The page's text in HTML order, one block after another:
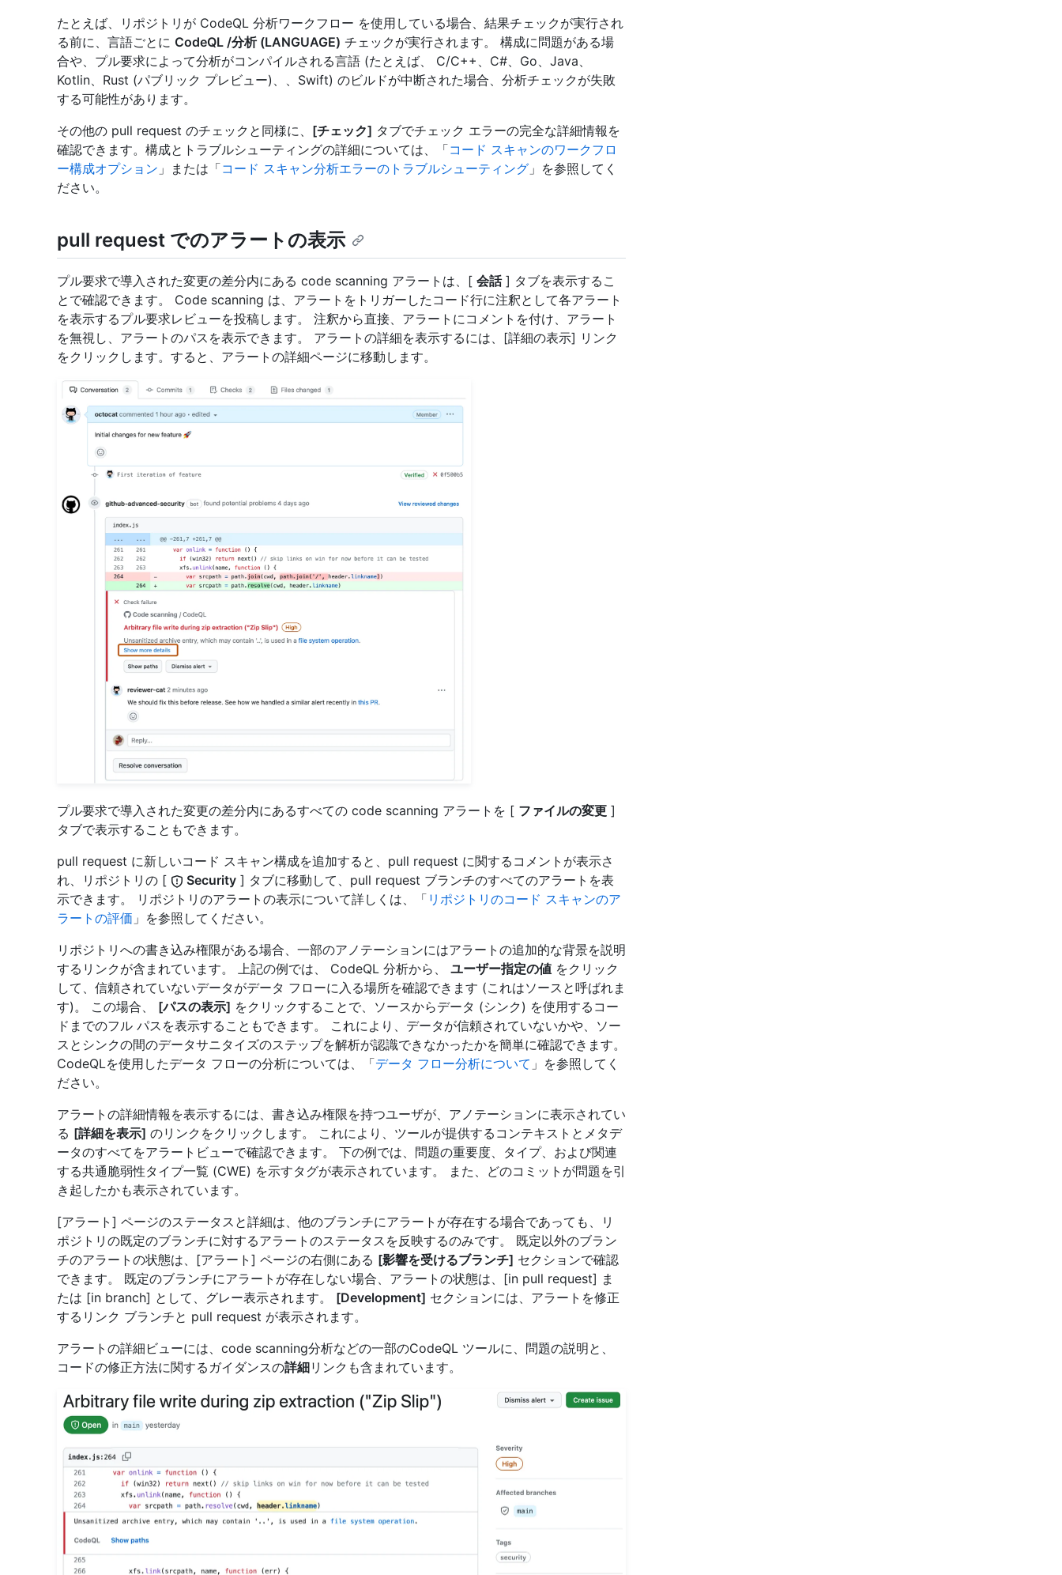
たとえば、リポジトリが CodeQL 分析ワークフロー を使用している場合、結果チェックが実行され
る前に、言語ごとに CodeQL /分析 (LANGUAGE) チェックが実行されます。 構成に問題がある場
合や、プル要求によって分析がコンパイルされる言語 (たとえば、 C/C++、C#、Go、Java、
Kotlin、Rust (パブリック プレビュー)、、Swift) のビルドが中断された場合、分析チェックが失敗
する可能性があります。
その他の pull request のチェックと同様に、 [チェック] タブでチェック エラーの完全な詳細情報を
確認できます。構成とトラブルシューティングの詳細については、「コード スキャンのワークフロ
ー構成オプション 」または「コード スキャン分析エラーのトラブルシューティング 」を参照してく
ださい。
pull request でのアラートの表示
プル要求で導入された変更の差分内にある code scanning アラートは、[ 会話] タブを表示するこ
とで確認できます。 Code scanning は、アラートをトリガーしたコード行に注釈として各アラート
を表示するプル要求レビューを投稿します。 注釈から直接、アラートにコメントを付け、アラート
を無視し、アラートのパスを表示できます。 アラートの詳細を表示するには、[詳細の表示] リンク
をクリックします。すると、アラートの詳細ページに移動します。
プル要求で導入された変更の差分内にあるすべての code scanning アラートを [ ファイルの変更 ]
タブで表示することもできます。
pull request に新しいコード スキャン構成を追加すると、pull request に関するコメントが表示さ
れ、リポジトリの [
Security ] タブに移動して、pull request ブランチのすべてのアラートを表
示できます。 リポジトリのアラートの表示について詳しくは、「 リポジトリのコード スキャンのア
ラートの評価 」を参照してください。
リポジトリへの書き込み権限がある場合、一部のアノテーションにはアラートの追加的な背景を説明
するリンクが含まれています。 上記の例では、 CodeQL 分析から、 ユーザー指定の値 をクリック
して、信頼されていないデータがデータ フローに入る場所を確認できます (これはソースと呼ばれま
す)。 この場合、 [パスの表示] をクリックすることで、ソースからデータ (シンク) を使用するコー
ドまでのフル パスを表示することもできます。 これにより、データが信頼されていないかや、ソー
スとシンクの間のデータサニタイズのステップを解析が認識できなかったかを簡単に確認できます。
CodeQLを使用したデータ フローの分析については、「データ フロー分析について 」を参照してく
ださい。
アラートの詳細情報を表示するには、書き込み権限を持つユーザが、アノテーションに表示されてい
る [詳細を表示] のリンクをクリックします。 これにより、ツールが提供するコンテキストとメタデ
ータのすべてをアラートビューで確認できます。 下の例では、問題の重要度、タイプ、および関連
する共通脆弱性タイプ一覧 (CWE) を示すタグが表示されています。 また、どのコミットが問題を引
き起したかも表示されています。
[アラート] ページのステータスと詳細は、他のブランチにアラートが存在する場合であっても、リ
ポジトリの既定のブランチに対するアラートのステータスを反映するのみです。 既定以外のブラン
チのアラートの状態は、[アラート] ページの右側にある [影響を受けるブランチ] セクションで確認
できます。 既定のブランチにアラートが存在しない場合、アラートの状態は、[in pull request] ま
たは [in branch] として、グレー表示されます。 [Development] セクションには、アラートを修正
するリンク ブランチと pull request が表示されます。
アラートの詳細ビューには、code scanning分析などの一部のCodeQL ツールに、問題の説明と、
コードの修正方法に関するガイダンスの詳細リンクも含まれています。